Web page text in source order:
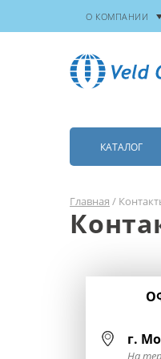
О КОМПАНИИ
КАТАЛОГ
Главная /
г.
На